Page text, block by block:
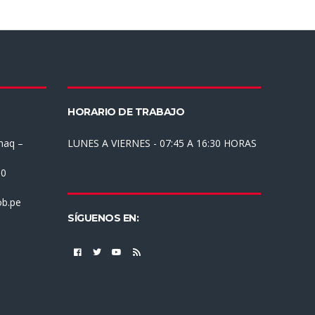
–
HORARIO DE TRABAJO
LUNES A VIERNES - 07:45 A 16:30 HORAS
SÍGUENOS EN: